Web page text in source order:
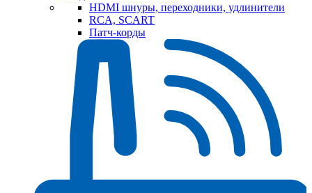
HDMI шнуры, переходники, удлинители
RCA, SCART
Патч-корды